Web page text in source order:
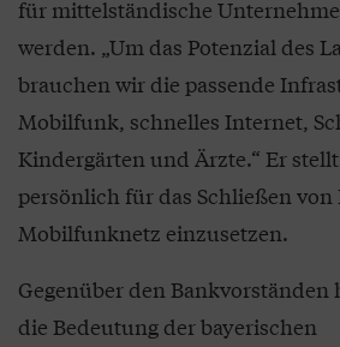
für mittelständische
werden. „Um das Potenzial des
brauchen wir die passende
Mobilfunk, schnelles Internet,
Kindergärten und Ärzte.“ Er
persönlich für das Schließen
Mobilfunknetz einzusetzen.
Gegenüber den
die Bedeutung der bayerischen